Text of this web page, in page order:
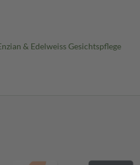
& Edelweiss Gesichtspflege